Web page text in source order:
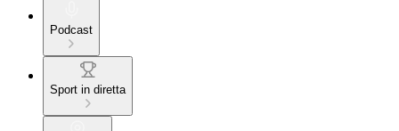
Podcast
Sport in diretta